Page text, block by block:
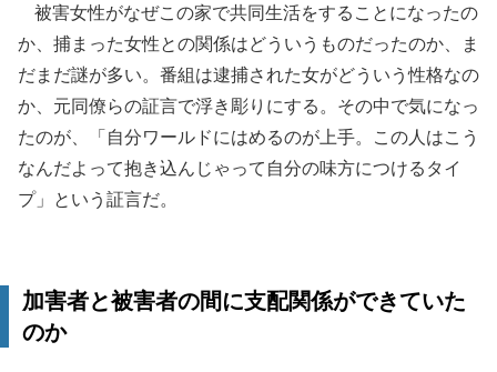
被害女性がなぜこの家で共同生活をすることになったの
か、捕まった女性との関係はどういうものだったのか、ま
だまだ謎が多い。番組は逮捕された女がどういう性格なの
か、元同僚らの証言で浮き彫りにする。その中で気になっ
たのが、「自分ワールドにはめるのが上手。この人はこう
なんだよって抱き込んじゃって自分の味方につけるタイ
プ」という証言だ。
加害者と被害者の間に支配関係ができていた
のか